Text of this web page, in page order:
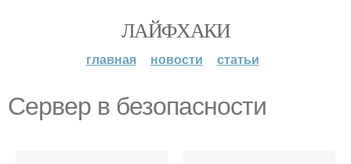
ЛАЙФХАКИ
главная новости статьи
Сервер в безопасности